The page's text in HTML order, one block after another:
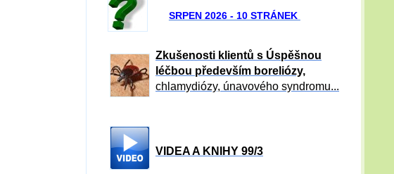
SRPEN 2026 - 10 STRÁNEK
Zkušenosti klientů s Úspěšnou
léčbou především boreliózy,
chlamydiózy, únavového syndromu...
VIDEA A KNIHY 99/3